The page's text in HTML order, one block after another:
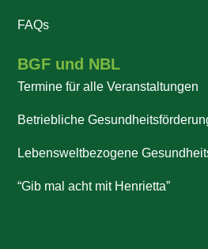
BGF und NBL
Termine für alle Veranstaltungen
Betriebliche
Lebensweltbezogene
“Gib mal acht mit Henrietta”
FAQs